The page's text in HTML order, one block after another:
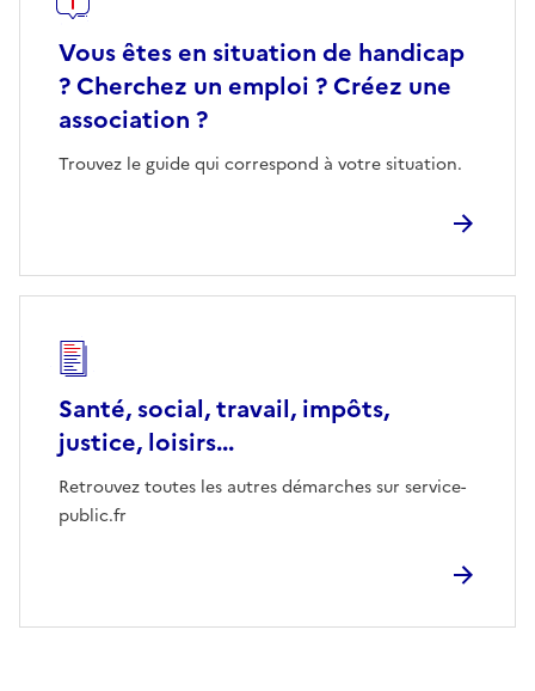
Vous êtes en situation de handicap
? Cherchez un emploi ? Créez une
association ?
Trouvez le guide qui correspond à votre situation.
Santé, social, travail, impôts,
justice, loisirs...
Retrouvez toutes les autres démarches sur service-
public.fr